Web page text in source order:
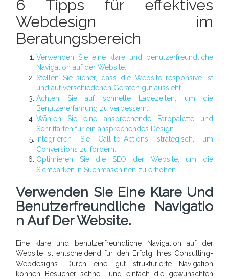
6 Tipps für effektives
Webdesign im
Beratungsbereich
Verwenden Sie eine klare und benutzerfreundliche
Navigation auf der Website.
Stellen Sie sicher, dass die Website responsive ist
und auf verschiedenen Geräten gut aussieht.
Achten Sie auf schnelle Ladezeiten, um die
Benutzererfahrung zu verbessern.
Wählen Sie eine ansprechende Farbpalette und
Schriftarten für ein ansprechendes Design.
Integrieren Sie Call-to-Actions strategisch, um
Conversions zu fördern.
Optimieren Sie die SEO der Website, um die
Sichtbarkeit in Suchmaschinen zu erhöhen.
Verwenden Sie Eine Klare Und
Benutzerfreundliche Navigatio
N Auf Der Website.
Eine klare und benutzerfreundliche Navigation auf der
Website ist entscheidend für den Erfolg Ihres Consulting-
Webdesigns. Durch eine gut strukturierte Navigation
können Besucher schnell und einfach die gewünschten